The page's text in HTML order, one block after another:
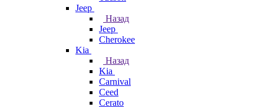
Jeep
Назад
Jeep
Cherokee
Kia
Назад
Kia
Carnival
Ceed
Cerato